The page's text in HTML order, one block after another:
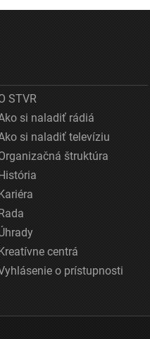
STVR
si naladiť rádiá
si naladiť televíziu
štruktúra
centrá
o prístupnosti